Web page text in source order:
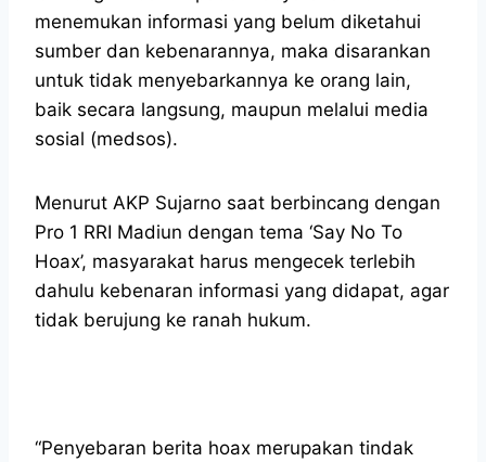
menemukan informasi yang belum diketahui
sumber dan kebenarannya, maka disarankan
untuk tidak menyebarkannya ke orang lain,
baik secara langsung, maupun melalui media
sosial (medsos).
Menurut AKP Sujarno saat berbincang dengan
Pro 1 RRI Madiun dengan tema ‘Say No To
Hoax’, masyarakat harus mengecek terlebih
dahulu kebenaran informasi yang didapat, agar
tidak berujung ke ranah hukum.
“Penyebaran berita hoax merupakan tindak